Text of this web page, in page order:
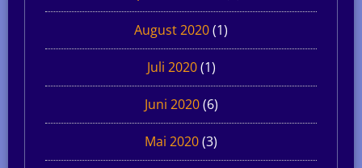
August 2020(1)
Juli 2020(1)
Juni 2020(6)
Mai 2020(3)